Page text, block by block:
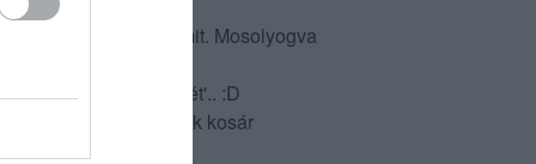
kérünk e még valamit. Mosolyogva
'meghoztam a kávét'.. :D
kaptunk egy második kosár